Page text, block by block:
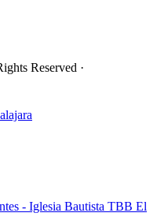
Reserved ·